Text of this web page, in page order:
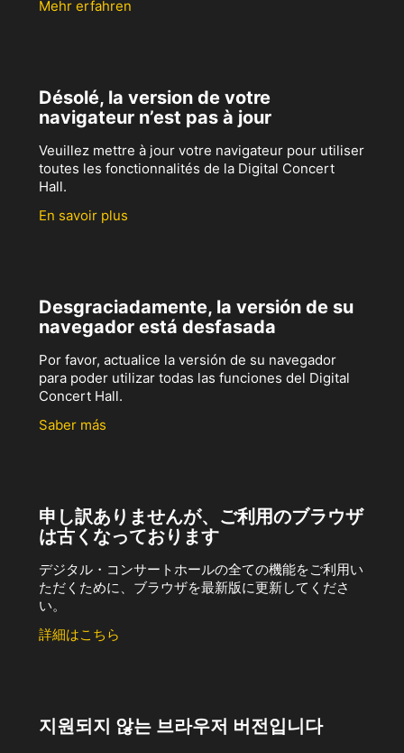
Mehr erfahren
Désolé, la version de votre
navigateur n’est pas à jour
Veuillez mettre à jour votre navigateur pour utiliser
toutes les fonctionnalités de la Digital Concert
Hall.
En savoir plus
Desgraciadamente, la versión de su
navegador está desfasada
Por favor, actualice la versión de su navegador
para poder utilizar todas las funciones del Digital
Concert Hall.
Saber más
申し訳ありませんが、ご利用のブラウザ
は古くなっております
デジタル・コンサートホールの全ての機能をご利用い
ただくために、ブラウザを最新版に更新してくださ
い。
詳細はこちら
지원되지 않는 브라우저 버전입니다